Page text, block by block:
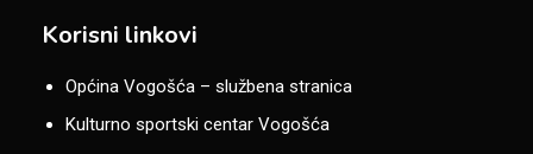
Korisni linkovi
Općina Vogošća – službena stranica
Kulturno sportski centar Vogošća